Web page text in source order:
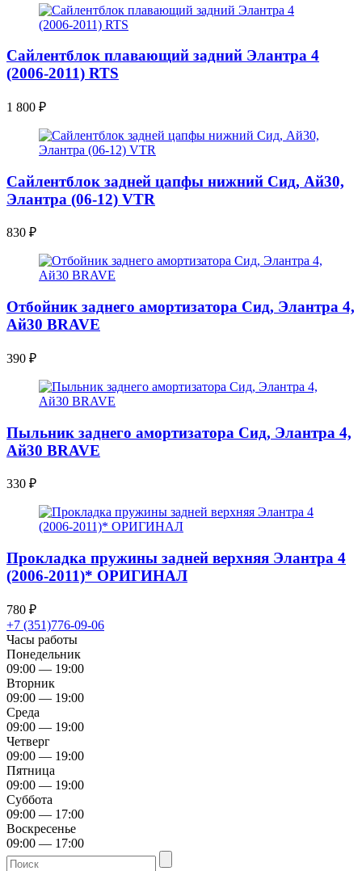
Сайлентблок плавающий задний Элантра 4
(2006-2011) RTS
1 800 ₽
Сайлентблок задней цапфы нижний Сид, Ай30,
Элантра (06-12) VTR
830 ₽
Отбойник заднего амортизатора Сид, Элантра 4,
Ай30 BRAVE
390 ₽
Пыльник заднего амортизатора Сид, Элантра 4,
Ай30 BRAVE
330 ₽
Прокладка пружины задней верхняя Элантра 4
(2006-2011)* ОРИГИНАЛ
780 ₽
+7 (351)776-09-06
Часы работы
Понедельник
09:00 — 19:00
Вторник
09:00 — 19:00
Среда
09:00 — 19:00
Четверг
09:00 — 19:00
Пятница
09:00 — 19:00
Суббота
09:00 — 17:00
Воскресенье
09:00 — 17:00